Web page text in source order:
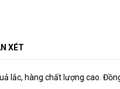
XÉT
lắc, hàng chất lượng cao.